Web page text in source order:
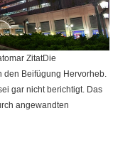
ZitatDie
Beifügung Hervorheb.
gar nicht berichtigt. Das
angewandten